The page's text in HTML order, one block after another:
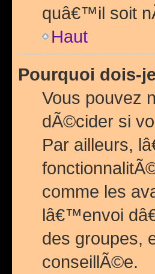
quâ€™il soit
Haut
Pourquoi dois-
Vous pouvez
dÃ©cider si
Par ailleurs,
comme les
lâ€™envoi
des groupes,
conseillÃ©e.